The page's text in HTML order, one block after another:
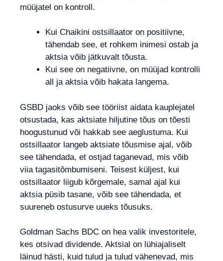
müüjatel on kontroll.
Kui Chaikini ostsillaator on positiivne,
tähendab see, et rohkem inimesi ostab ja
aktsia võib jätkuvalt tõusta.
Kui see on negatiivne, on müüjad kontrolli
all ja aktsia võib hakata langema.
GSBD jaoks võib see tööriist aidata kauplejatel
otsustada, kas aktsiate hiljutine tõus on tõesti
hoogustunud või hakkab see aeglustuma. Kui
ostsillaator langeb aktsiate tõusmise ajal, võib
see tähendada, et ostjad taganevad, mis võib
viia tagasitõmbumiseni. Teisest küljest, kui
ostsillaator liigub kõrgemale, samal ajal kui
aktsia püsib tasane, võib see tähendada, et
suureneb ostusurve uueks tõusuks.
Goldman Sachs BDC on hea valik investoritele,
kes otsivad dividende. Aktsial on lühiajaliselt
läinud hästi, kuid tulud ja tulud vähenevad, mis